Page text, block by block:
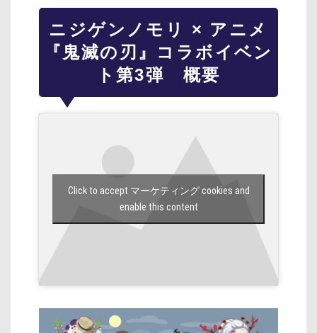
ニジゲンノモリ × アニメ
『鬼滅の刃』コラボイベン
ト第3弾 概要
Click to accept マーケティング cookies and
enable this content